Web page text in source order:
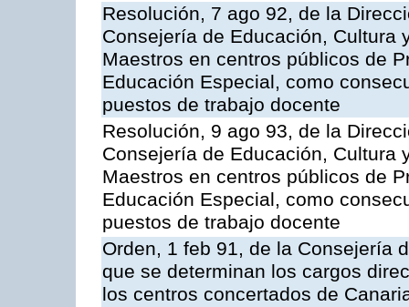
Resolución, 7 ago 92, de la
Consejería de Educación, Cultura
Maestros en centros públicos de
Educación Especial, como
puestos de trabajo docente
Resolución, 9 ago 93, de la
Consejería de Educación, Cultura
Maestros en centros públicos de
Educación Especial, como
puestos de trabajo docente
Orden, 1 feb 91, de la Consejería
que se determinan los cargos
los centros concertados de